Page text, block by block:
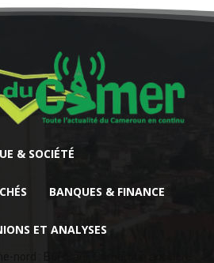
& SOCIÉTÉ
BANQUES & FINANCE
ET ANALYSES